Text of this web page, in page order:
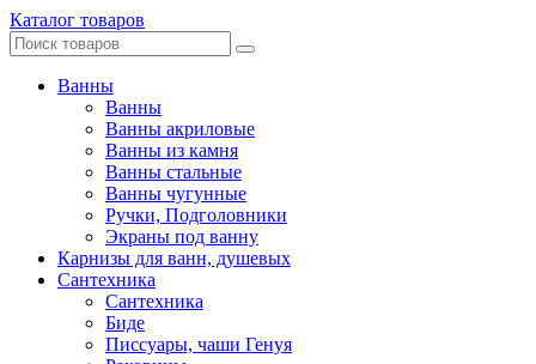
Каталог товаров
Ванны
Ванны
Ванны акриловые
Ванны из камня
Ванны стальные
Ванны чугунные
Ручки, Подголовники
Экраны под ванну
Карнизы для ванн, душевых
Сантехника
Сантехника
Биде
Писсуары, чаши Генуя